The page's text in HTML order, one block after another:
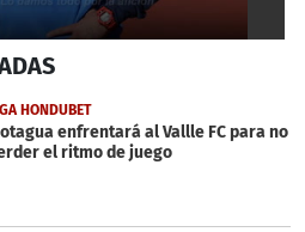
HONDUBET
enfrentará al Vallle FC para no
el ritmo de juego